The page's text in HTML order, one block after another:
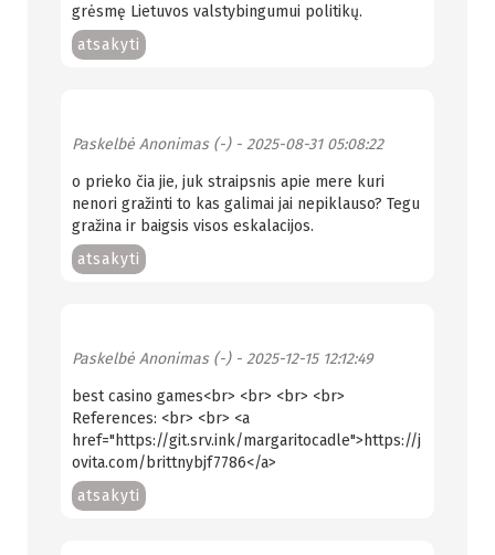
grėsmę Lietuvos valstybingumui politikų.
atsakyti
Paskelbė Anonimas (-)- 2025-08-31 05:08:22
o prieko čia jie, juk straipsnis apie mere kuri
nenori gražinti to kas galimai jai nepiklauso? Tegu
gražina ir baigsis visos eskalacijos.
atsakyti
Paskelbė Anonimas (-)- 2025-12-15 12:12:49
best casino games<br> <br> <br> <br>
References: <br> <br> <a
href="https://git.srv.ink/margaritocadle">https://j
ovita.com/brittnybjf7786</a>
atsakyti